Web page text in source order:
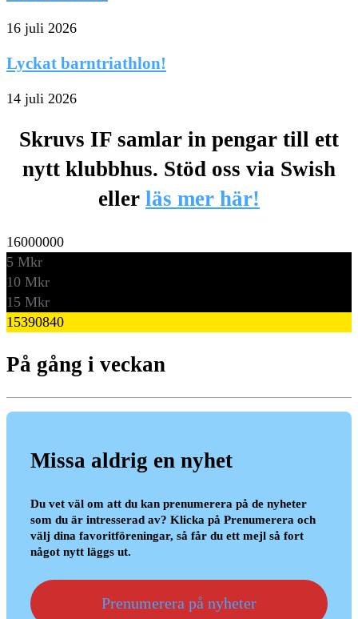
16 juli 2026
Lyckat barntriathlon!
14 juli 2026
Skruvs IF samlar in pengar till ett
nytt klubbhus. Stöd oss via Swish
eller läs mer här!
16000000
5 Mkr
10 Mkr
15 Mkr
15390840
På gång i veckan
Missa aldrig en nyhet
Du vet väl om att du kan prenumerera på de nyheter
som du är intresserad av? Klicka på Prenumerera och
välj dina favoritföreningar, så får du ett mejl så fort
något nytt läggs ut.
Prenumerera på nyheter